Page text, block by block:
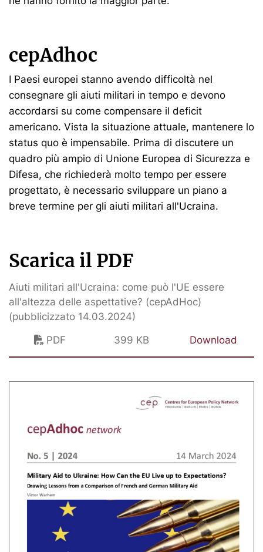
cepAdhoc
I Paesi europei stanno avendo difficoltà nel
consegnare gli aiuti militari in tempo e devono
accordarsi su come compensare il deficit
americano. Vista la situazione attuale, mantenere lo
status quo è impensabile. Prima di discutere un
quadro più ampio di Unione Europea di Sicurezza e
Difesa, che richiederà molto tempo per essere
progettato, è necessario sviluppare un piano a
breve termine per gli aiuti militari all'Ucraina.
Scarica il PDF
Aiuti militari all'Ucraina: come può l'UE essere
all'altezza delle aspettative? (cepAdHoc)
(pubblicizzato 14.03.2024)
PDF
399 KB Download